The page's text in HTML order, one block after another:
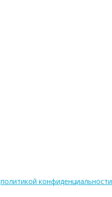
политикой конфиденциальности